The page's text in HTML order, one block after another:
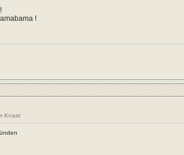
!
Knast